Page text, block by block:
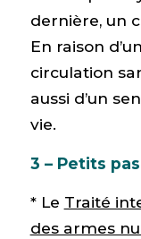
dernière, un
En raison
circulation
aussi d’un
vie.
3 – Petits
* Le Traité
des armes